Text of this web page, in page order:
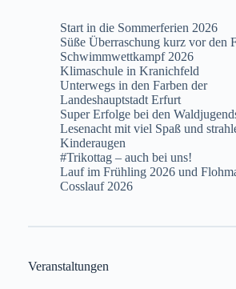
Start in die Sommerferien 2026
Süße Überraschung kurz vor den
Schwimmwettkampf 2026
Klimaschule in Kranichfeld
Unterwegs in den Farben der
Landeshauptstadt Erfurt
Super Erfolge bei den
Lesenacht mit viel Spaß und
Kinderaugen
#Trikottag – auch bei uns!
Lauf im Frühling 2026 und
Cosslauf 2026
Veranstaltungen